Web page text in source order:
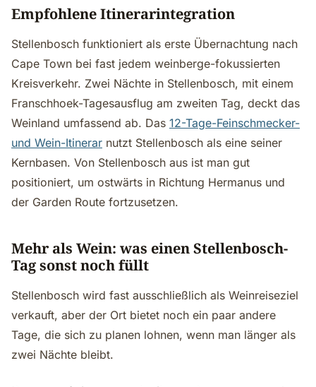
Empfohlene Itinerarintegration
Stellenbosch funktioniert als erste Übernachtung nach
Cape Town bei fast jedem weinberge-fokussierten
Kreisverkehr. Zwei Nächte in Stellenbosch, mit einem
Franschhoek-Tagesausflug am zweiten Tag, deckt das
Weinland umfassend ab. Das 12-Tage-Feinschmecker-
und Wein-Itinerar nutzt Stellenbosch als eine seiner
Kernbasen. Von Stellenbosch aus ist man gut
positioniert, um ostwärts in Richtung Hermanus und
der Garden Route fortzusetzen.
Mehr als Wein: was einen Stellenbosch-
Tag sonst noch füllt
Stellenbosch wird fast ausschließlich als Weinreiseziel
verkauft, aber der Ort bietet noch ein paar andere
Tage, die sich zu planen lohnen, wenn man länger als
zwei Nächte bleibt.